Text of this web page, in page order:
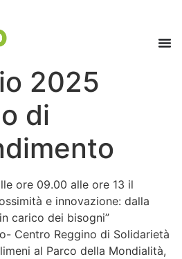
2025
di
ore 09.00 alle ore 13 il
e innovazione: dalla
carico dei bisogni”
Centro Reggino di Solidarietà
al Parco della Mondialità,